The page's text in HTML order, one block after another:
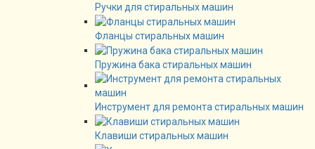
Ручки для стиральных машин
Фланцы стиральных машин
Пружина бака стиральных машин
Инструмент для ремонта стиральных машин
Клавиши стиральных машин